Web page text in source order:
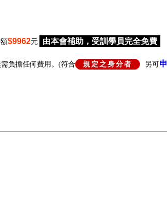
$9962元 由本會補助，受訓學員完全免費
需負擔任何費用。(符合 規定之身分者 另可申